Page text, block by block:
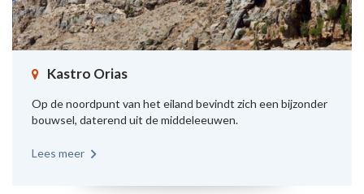
Kastro Orias
Op de noordpunt van het eiland bevindt zich een bijzonder
bouwsel, daterend uit de middeleeuwen.
Lees meer